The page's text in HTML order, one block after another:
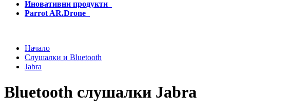
Иновативни продукти
Parrot AR.Drone
Начало
Слушалки и Bluetooth
Jabra
Bluetooth слушалки Jabra